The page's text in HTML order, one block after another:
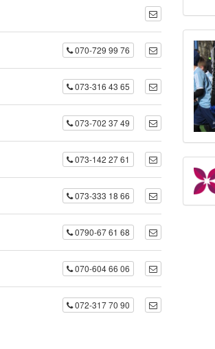
070-729 99 76
073-316 43 65
073-702 37 49
073-142 27 61
073-333 18 66
0790-67 61 68
070-604 66 06
072-317 70 90